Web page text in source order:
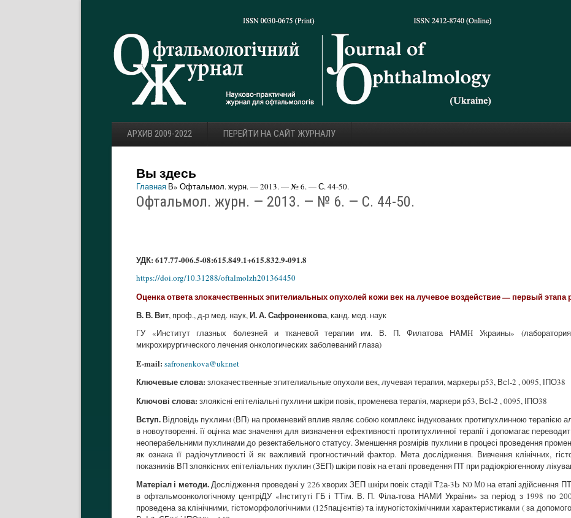
АРХИВ 2009-2022 ПЕРЕЙТИ НА САЙТ ЖУРНАЛУ
Вы здесь
Главная В» Офтальмол. журн. — 2013. — № 6. — С. 44-50.
Офтальмол. журн. — 2013. — № 6. — С. 44-50.
УДК: 617.77-006.5-08:615.849.1+615.832.9-091.8
https://doi.org/10.31288/oftalmolzh201364450
Оценка ответа злокачественных эпителиальных опухолей кожи век на лучевое воздействие — первый этапа
В. В. Вит, проф., д-р мед. наук,И. А. Сафроненкова, канд. мед. наук
ГУ «Институт глазных болезней и тканевой терапии им. В. П. Филатова НАМH Украины» (лаборатория
микрохирургического лечения онкологических заболеваний глаза)
E-mail: safronenkova@ukr.net
Ключевые слова: злокачественные эпителиальные опухоли век, лучевая терапия, маркеры р53, ВсІ-2 , 0095, ІПО38
Ключові слова: злоякісні епітеліальні пухлини шкіри повік, променева терапія, маркери р53, ВсІ-2 , 0095, ІПО38
Вступ. Відповідь пухлини (ВП) на променевий вплив являє собою комплекс індукованих протипухлинною терапією
в новоутворенні. її оцінка має значення для визначення ефективності протипухлинної терапії і допомагає
неоперабельними пухлинами до резектабельного статусу. Зменшення розмірів пухлини в процесі проведення
як ознака її радіочутливості й як важливий прогностичний фактор. Мета дослідження. Вивчення клінічних,
показників ВП злоякісних епітеліальних пухлин (ЗЕП) шкіри повік на етапі проведення ПТ при радіокріогенному
Матеріал і методи.Дослідження проведені у 226 хворих ЗЕП шкіри повік стадії Т2а-3Ь N0 М0 на етапі здійснення ПТ
в офтальмоонкологічному центріДУ «Інституті ГБ і ТТім. В. П. Філа-това НАМИ України» за період з 1998 по
проведена за клінічними, гістоморфологічними (125пацієнтів) та імуногістохімічними характеристиками ( за